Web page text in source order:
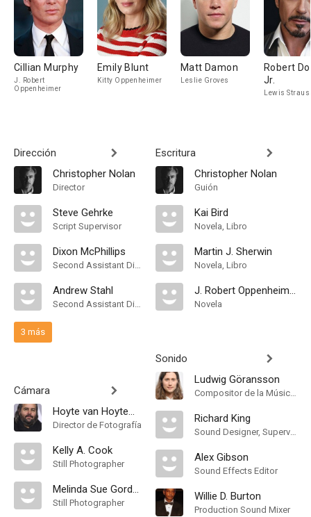
Cillian Murphy
J. Robert
Oppenheimer
Emily Blunt
Kitty Oppenheimer
Matt Damon
Leslie Groves
Robert
Jr.
Lewis
Dirección
Christopher Nolan
Director
Steve Gehrke
Script Supervisor
Dixon McPhillips
Second Assistant Director
Andrew Stahl
Second Assistant Director
3 más
Cámara
Hoyte van Hoytema
Director de Fotografía
Kelly A. Cook
Still Photographer
Melinda Sue Gordon
Still Photographer
Escritura
Christopher Nolan
Guión
Kai Bird
Novela, Libro
Martin J. Sherwin
Novela, Libro
J. Robert Oppenheimer
Novela
Sonido
Ludwig Göransson
Compositor de la Música Original
Richard King
Sound Designer, Supervising Sound Editor
Alex Gibson
Sound Effects Editor
Willie D. Burton
Production Sound Mixer